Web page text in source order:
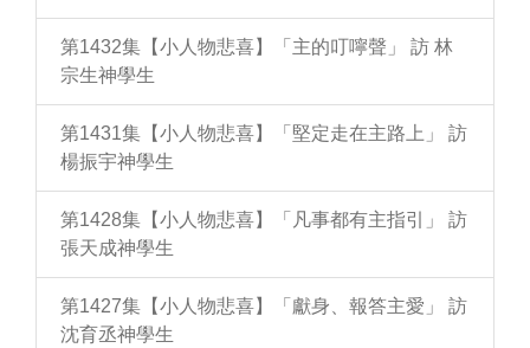
第1432集【小人物悲喜】「主的叮嚀聲」 訪 林
宗生神學生
第1431集【小人物悲喜】「堅定走在主路上」 訪
楊振宇神學生
第1428集【小人物悲喜】「凡事都有主指引」 訪
張天成神學生
第1427集【小人物悲喜】「獻身、報答主愛」 訪
沈育丞神學生